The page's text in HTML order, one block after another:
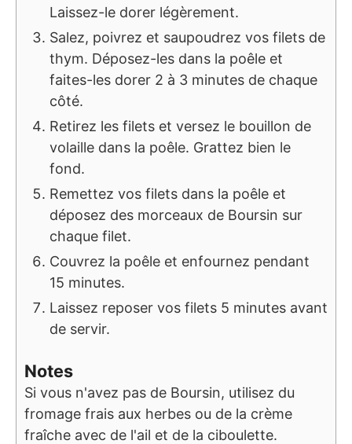
Laissez-le dorer légèrement.
Salez, poivrez et saupoudrez vos filets de
thym. Déposez-les dans la poêle et
faites-les dorer 2 à 3 minutes de chaque
côté.
Retirez les filets et versez le bouillon de
volaille dans la poêle. Grattez bien le
fond.
Remettez vos filets dans la poêle et
déposez des morceaux de Boursin sur
chaque filet.
Couvrez la poêle et enfournez pendant
15 minutes.
Laissez reposer vos filets 5 minutes avant
de servir.
Notes
Si vous n'avez pas de Boursin, utilisez du
fromage frais aux herbes ou de la crème
fraîche avec de l'ail et de la ciboulette.